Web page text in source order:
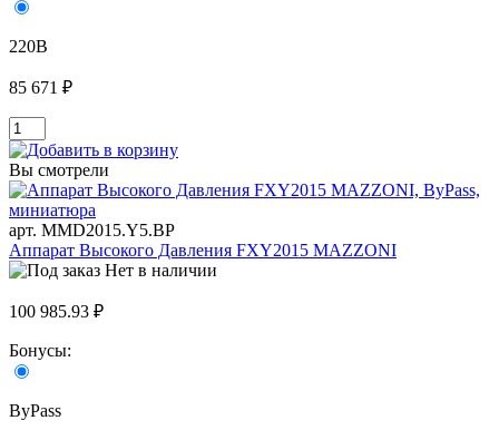
220В
85 671 ₽
Вы смотрели
арт. MMD2015.Y5.BP
Аппарат Высокого Давления FXY2015 MAZZONI
Нет в наличии
100 985.93 ₽
Бонусы:
ByPass